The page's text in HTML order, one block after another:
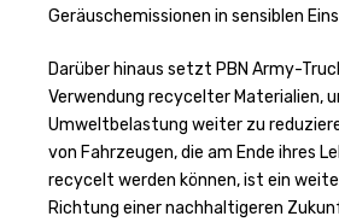
Geräuschemissionen in sensiblen
Darüber hinaus setzt PBN Army-
Verwendung recycelter Materialien,
Umweltbelastung weiter zu
von Fahrzeugen, die am Ende ihres
recycelt werden können, ist ein
Richtung einer nachhaltigeren